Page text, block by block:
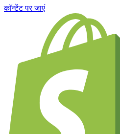
काॅन्टेंट पर जाएं